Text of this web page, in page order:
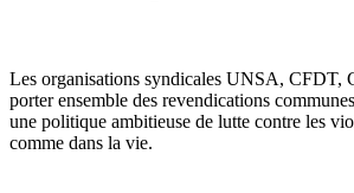
Les organisations syndicales UNSA, CFDT,
porter ensemble des revendications
une politique ambitieuse de lutte contre les
comme dans la vie.